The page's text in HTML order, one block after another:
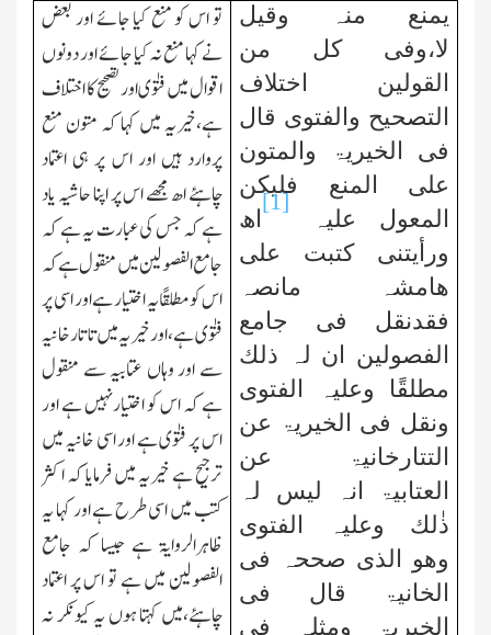
یمنع منہ وقیل
لا،وفی کل من
القولین اختلاف
التصحیح والفتوی قال
فی الخیریۃ والمتون
علی المنع فلیکن
المعول علیہ
[1]
اھ
ورأیتنی کتبت علی
ھامشہ مانصہ
فقدنقل فی جامع
الفصولین ان لہ ذلك
مطلقًا وعلیہ الفتوی
ونقل فی الخیریۃ عن
التتارخانیۃ عن
العتابیۃ انہ لیس لہ
ذٰلك وعلیہ الفتوی
وھو الذی صححہ فی
الخانیۃ قال فی
الخیریۃ ومثلہ فی
تو اس کو منع کیا جائے اور بعض
نے کہا منع نہ کیا جائے اور دونوں
اقوال میں فتوٰی اور تصحیح کا اختلاف
ہے،خیریہ میں کہا کہ متون منع
پروارد ہیں اور اس پر ہی اعتماد
چاہئے اھ مجھے اس پر اپنا حاشیہ یاد
ہے کہ جس کی عبارت یہ ہے کہ
جامع الفصولین میں منقول ہے کہ
اس کو مطلقًا یہ اختیار ہے اور اسی پر
فتوٰی ہے،اور خیریہ میں تاتارخانیہ
سے اور وہاں عتابیہ سے منقول
ہے کہ اس کو اختیارنہیں ہے اور
اس پر فتوٰی ہے اور اسی خانیہ میں
ترجیح ہے خیریہ میں فرمایا کہ اکثر
کتب میں اسی طرح ہے اور کہا یہ
ظاہرالروایۃ ہے جیسا کہ جامع
الفصولین میں ہے تو اس پر اعتماد
چاہئے،میں کہتا ہوں یہ کیونکر نہ